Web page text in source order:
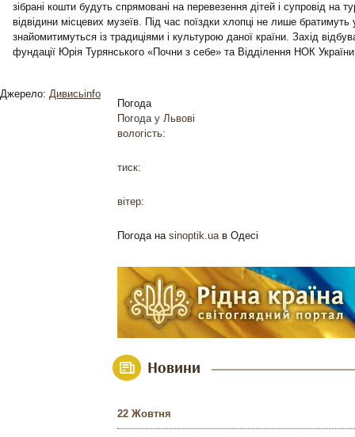
зібрані кошти будуть спрямовані на перевезення дітей і супровід на
відвідини місцевих музеїв. Під час поїздки хлопці не лише
знайомитимуться із традиціями і культурою даної країни. Захід
фундації Юрія Турянського «Почни з себе» та Відділення НОК України
Джерело: Дивисьinfo
Погода
Погода у Львові
вологість:
тиск:
вітер:
Погода на sinoptik.uaв Одесі
Новини
22 Жовтня